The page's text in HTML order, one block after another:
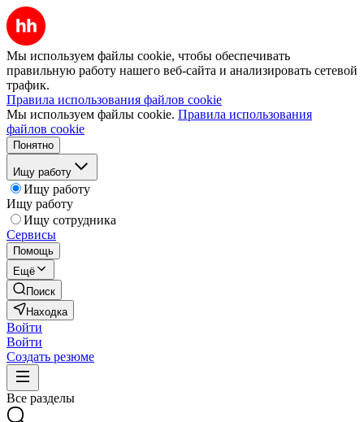
Мы используем файлы cookie, чтобы обеспечивать
правильную работу нашего веб-сайта и анализировать сетевой
трафик.
Правила использования файлов cookie
Мы используем файлы cookie. Правила использования
файлов cookie
Понятно
Ищу работу
Ищу работу
Ищу работу
Ищу сотрудника
Сервисы
Помощь
Ещё
Поиск
Находка
Войти
Войти
Создать резюме
Все разделы